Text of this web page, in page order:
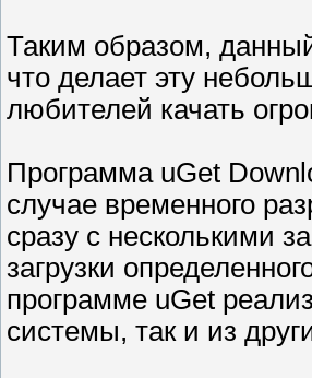
Таким образом,
что делает эту
любителей качать
Программа uGet
случае временного
сразу с несколькими
загрузки
программе uGet
системы, так и из